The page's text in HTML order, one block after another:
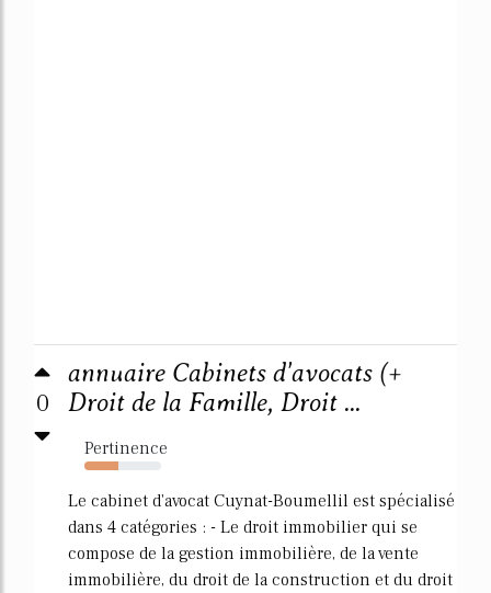
0
annuaire Cabinets d'avocats (+
Droit de la Famille, Droit ...
Pertinence
44%
Le cabinet d'avocat Cuynat-Boumellil est spécialisé
dans 4 catégories : - Le droit immobilier qui se
compose de la gestion immobilière, de la vente
immobilière, du droit de la construction et du droit